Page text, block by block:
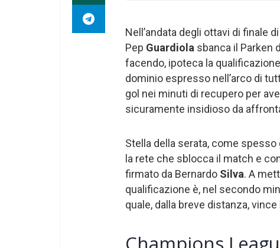
Nell’andata degli ottavi di finale di
Pep Guardiola sbanca il Parken
facendo, ipoteca la
dominio espresso nell’arco di
gol nei minuti di recupero per
sicuramente insidioso da
Stella della serata, come spesso
la rete che sblocca il match e
firmato da Bernardo Silva. A
qualificazione è, nel secondo
quale, dalla breve distanza,